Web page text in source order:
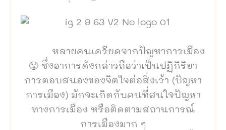
หลายคนเครียดจากปัญหาการเมือง
😤 ซึ่งอาการดังกล่าวถือว่าเป็นปฏิกิริยา
การตอบสนองของจิตใจต่อสิ่งเร้า (ปัญหา
การเมือง) มักจะเกิดกับคนที่สนใจปัญหา
ทางการเมือง หรือติดตามสถานการณ์
การเมืองมาก ๆ